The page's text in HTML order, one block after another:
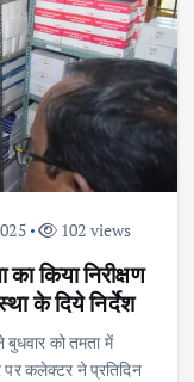
102 views
किया निरीक्षण
के दिये निर्देश
को तमता में
पर कलेक्टर ने प्रतिदिन